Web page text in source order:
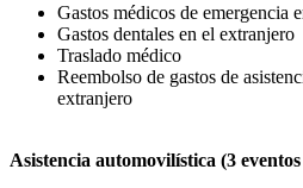
Gastos médicos de emergencia
Gastos dentales en el extranjero
Traslado médico
Reembolso de gastos de
extranjero
Asistencia automovilística (3